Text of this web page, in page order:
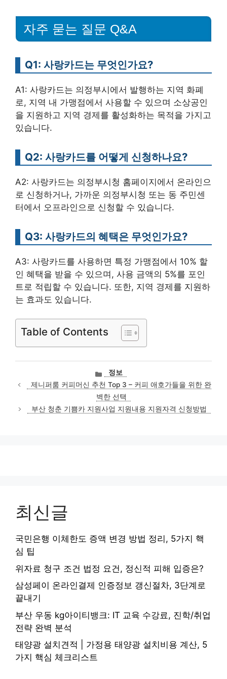
자주 묻는 질문 Q&A
Q1: 사랑카드는 무엇인가요?
A1: 사랑카드는 의정부시에서 발행하는 지역 화폐
로, 지역 내 가맹점에서 사용할 수 있으며 소상공인
을 지원하고 지역 경제를 활성화하는 목적을 가지고
있습니다.
Q2: 사랑카드를 어떻게 신청하나요?
A2: 사랑카드는 의정부시청 홈페이지에서 온라인으
로 신청하거나, 가까운 의정부시청 또는 동 주민센
터에서 오프라인으로 신청할 수 있습니다.
Q3: 사랑카드의 혜택은 무엇인가요?
A3: 사랑카드를 사용하면 특정 가맹점에서 10% 할
인 혜택을 받을 수 있으며, 사용 금액의 5%를 포인
트로 적립할 수 있습니다. 또한, 지역 경제를 지원하
는 효과도 있습니다.
Table of Contents
카
테
고
리
정보
제니퍼룸 커피머신 추천 Top 3 – 커피 애호가들을 위한 완
벽한 선택
부산 청춘 기쁨카 지원사업 지원내용 지원자격 신청방법
최신글
국민은행 이체한도 증액 변경 방법 정리, 5가지 핵
심 팁
위자료 청구 조건 법정 요건, 정신적 피해 입증은?
삼성페이 온라인결제 인증정보 갱신절차, 3단계로
끝내기
부산 우동 kg아이티뱅크: IT 교육 수강료, 진학/취업
전략 완벽 분석
태양광 설치견적 | 가정용 태양광 설치비용 계산, 5
가지 핵심 체크리스트